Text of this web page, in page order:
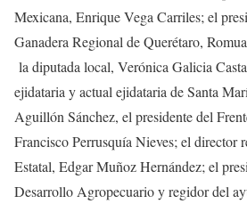
Mexicana, Enrique Vega Carriles; el
Ganadera Regional de Querétaro,
la diputada local, Verónica Galicia
ejidataria y actual ejidataria de Santa
Aguillón Sánchez, el presidente del
Francisco Perrusquía Nieves; el director
Estatal, Edgar Muñoz Hernández; el
Desarrollo Agropecuario y regidor del